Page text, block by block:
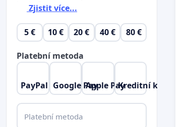
Zjistit více...
5 € 10 € 20 € 40 € 80 €
Platební metoda
PayPal Google PayApple PayKreditní karta
Platební metoda